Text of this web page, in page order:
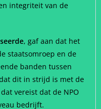
integriteit van de
, gaf aan dat het
staatsomroep en de
banden tussen
dit in strijd is met de
vereist dat de NPO
bedrijft.